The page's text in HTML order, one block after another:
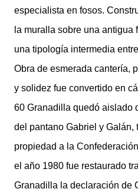
especialista en fosos.
la muralla sobre una antigua
una tipología intermedia
Obra de esmerada cantería,
y solidez fue convertido en
60 Granadilla quedó aislado
del pantano Gabriel y Galán,
propiedad a la
el año 1980 fue restaurado
Granadilla la declaración de